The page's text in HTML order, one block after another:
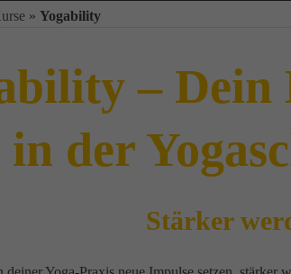
» Yogability
–
der
Stärker